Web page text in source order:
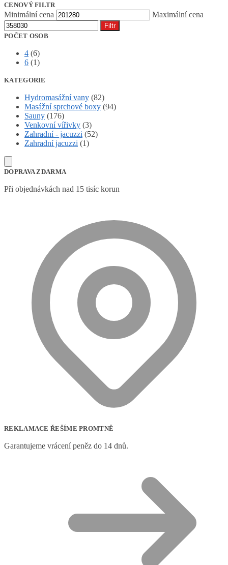
CENOVÝ FILTR
Minimální cena Maximální cena
Filtr
POČET OSOB
4 (6)
6 (1)
KATEGORIE
Hydromasážní vany (82)
Masážní sprchové boxy (94)
Sauny (176)
Venkovní vířivky (3)
Zahradní - jacuzzi (52)
Zahradní jacuzzi (1)
DOPRAVA ZDARMA
Při objednávkách nad 15 tisíc korun
REKLAMACE ŘEŠÍME PROMTNĚ
Garantujeme vrácení peněz do 14 dnů.